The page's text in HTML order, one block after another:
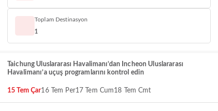
Toplam Destinasyon
1
Taichung Uluslararası Havalimanı’dan Incheon Uluslararası
Havalimanı’a uçuş programlarını kontrol edin
15 Tem Çar16 Tem Per17 Tem Cum18 Tem Cmt